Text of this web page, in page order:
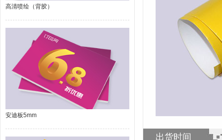
高清喷绘（背胶）
安迪板5mm
出货时间